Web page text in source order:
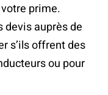
prime.
devis auprès de
s’ils offrent des
ou pour